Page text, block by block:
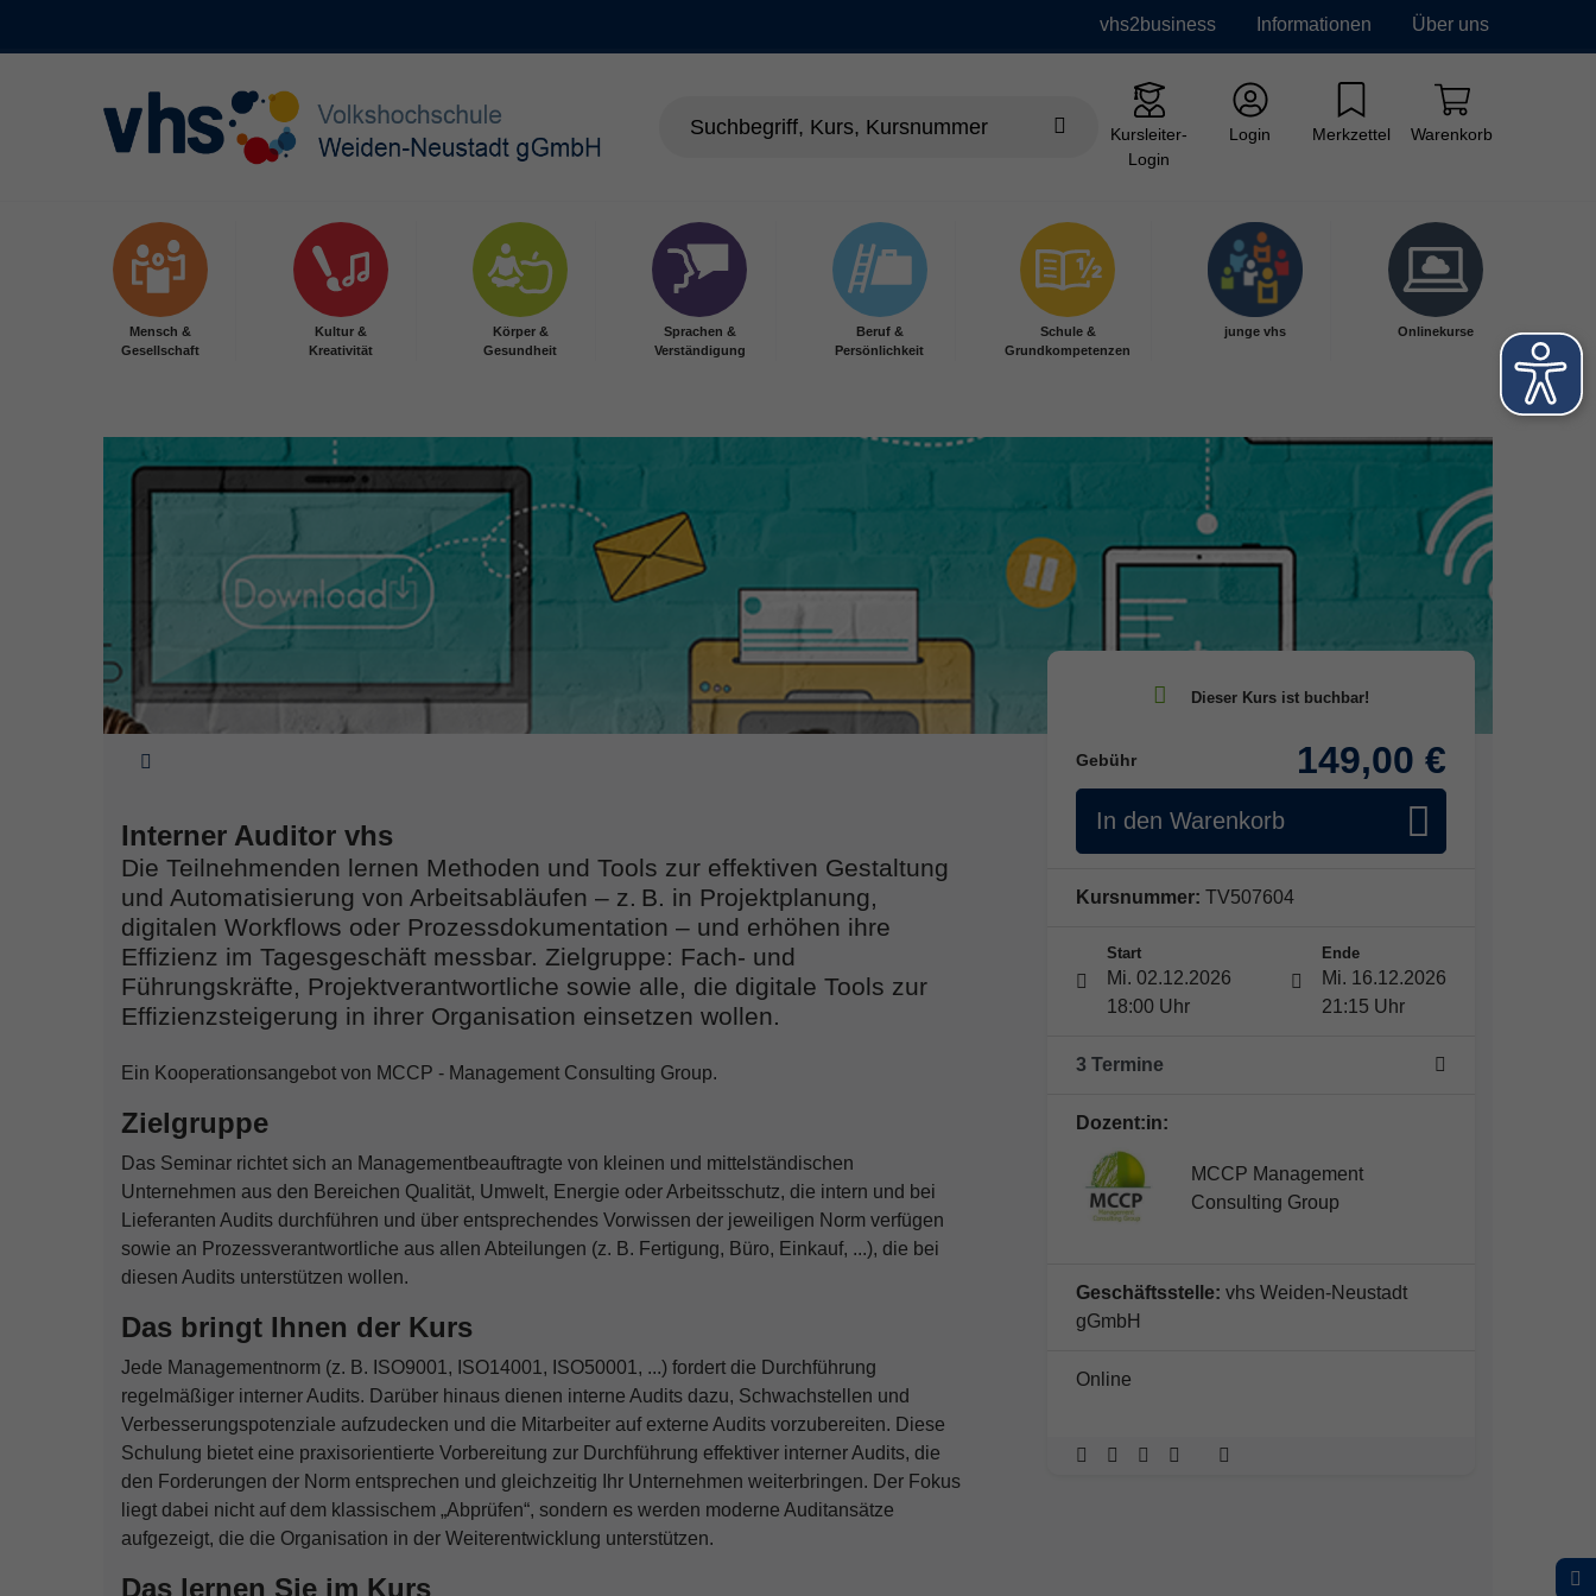
vhs2business Informationen Über uns
Kursleiter-
Login
Login Merkzettel Warenkorb
Mensch &
Gesellschaft
Kultur &
Kreativität
Körper &
Gesundheit
Sprachen &
Verständigung
Beruf &
Persönlichkeit
Schule &
Grundkompetenzen
junge vhs Onlinekurse
Interner Auditor vhs
Die Teilnehmenden lernen Methoden und Tools zur effektiven Gestaltung
und Automatisierung von Arbeitsabläufen – z. B. in Projektplanung,
digitalen Workflows oder Prozessdokumentation – und erhöhen ihre
Effizienz im Tagesgeschäft messbar. Zielgruppe: Fach- und
Führungskräfte, Projektverantwortliche sowie alle, die digitale Tools zur
Effizienzsteigerung in ihrer Organisation einsetzen wollen.
Ein Kooperationsangebot von MCCP - Management Consulting Group.
Zielgruppe
Das Seminar richtet sich an Managementbeauftragte von kleinen und mittelständischen
Unternehmen aus den Bereichen Qualität, Umwelt, Energie oder Arbeitsschutz, die intern und bei
Lieferanten Audits durchführen und über entsprechendes Vorwissen der jeweiligen Norm verfügen
sowie an Prozessverantwortliche aus allen Abteilungen (z. B. Fertigung, Büro, Einkauf, ...), die bei
diesen Audits unterstützen wollen.
Das bringt Ihnen der Kurs
Jede Managementnorm (z. B. ISO9001, ISO14001, ISO50001, ...) fordert die Durchführung
regelmäßiger interner Audits. Darüber hinaus dienen interne Audits dazu, Schwachstellen und
Verbesserungspotenziale aufzudecken und die Mitarbeiter auf externe Audits vorzubereiten. Diese
Schulung bietet eine praxisorientierte Vorbereitung zur Durchführung effektiver interner Audits, die
den Forderungen der Norm entsprechen und gleichzeitig Ihr Unternehmen weiterbringen. Der Fokus
liegt dabei nicht auf dem klassischem „Abprüfen“, sondern es werden moderne Auditansätze
aufgezeigt, die die Organisation in der Weiterentwicklung unterstützen.
Das lernen Sie im Kurs
Gebühr 149,00 €
In den Warenkorb
Kursnummer: TV507604
Start
Mi. 02.12.2026
18:00 Uhr
Ende
Mi. 16.12.2026
21:15 Uhr
3 Termine
Dozent:in:
MCCP Management
Consulting Group
Geschäftsstelle: vhs Weiden-Neustadt
gGmbH
Online